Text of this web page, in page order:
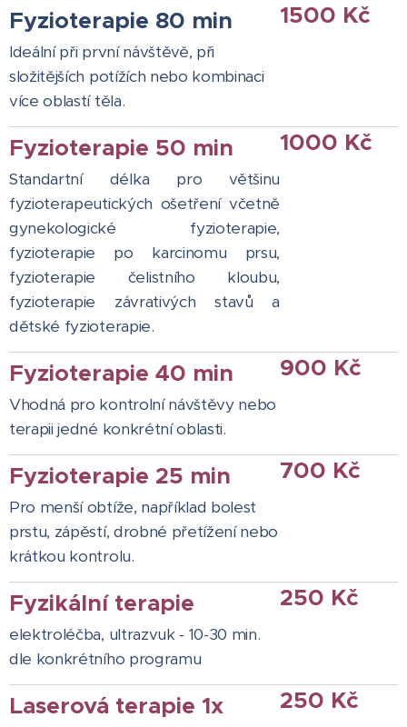
Fyzioterapie 80 min
Ideální při první návštěvě, při
složitějších potížích nebo kombinaci
více oblastí těla.
1500 Kč
Fyzioterapie 50 min
Standartní délka pro většinu
fyzioterapeutických ošetření včetně
gynekologické fyzioterapie,
fyzioterapie po karcinomu prsu,
fyzioterapie čelistního kloubu,
fyzioterapie závrativých stavů a
dětské fyzioterapie.
1000 Kč
Fyzioterapie 40 min
Vhodná pro kontrolní návštěvy nebo
terapii jedné konkrétní oblasti.
900 Kč
Fyzioterapie 25 min
Pro menší obtíže, například bolest
prstu, zápěstí, drobné přetížení nebo
krátkou kontrolu.
700 Kč
Fyzikální terapie
elektroléčba, ultrazvuk - 10-30 min.
dle konkrétního programu
250 Kč
Laserová terapie 1x 250 Kč